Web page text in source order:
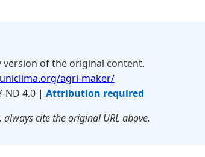
of the original content.
agri-maker/
ND 4.0 | Attribution required
cite the original URL above.